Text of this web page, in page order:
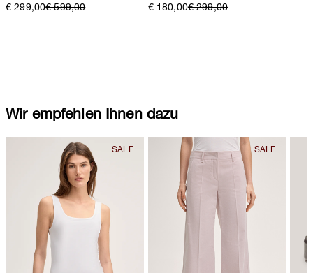
€ 299,00€ 599,00
€ 180,00€ 299,00
Wir empfehlen Ihnen dazu